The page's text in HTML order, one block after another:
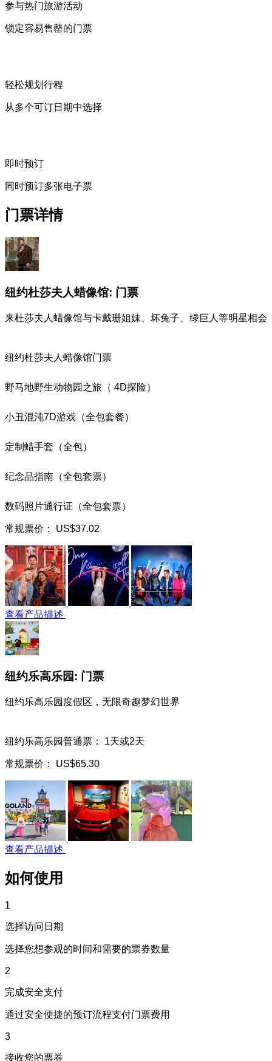
参与热门旅游活动
锁定容易售罄的门票
轻松规划行程
从多个可订日期中选择
即时预订
同时预订多张电子票
门票详情
纽约杜莎夫人蜡像馆: 门票
来杜莎夫人蜡像馆与卡戴珊姐妹、坏兔子、绿巨人等明星相会
纽约杜莎夫人蜡像馆门票
野马地野生动物园之旅（ 4D探险）
小丑混沌7D游戏（全包套餐）
定制蜡手套（全包）
纪念品指南（全包套票）
数码照片通行证（全包套票）
常规票价： US$37.02
查看产品描述
纽约乐高乐园: 门票
纽约乐高乐园度假区，无限奇趣梦幻世界
纽约乐高乐园普通票： 1天或2天
常规票价： US$65.30
查看产品描述
如何使用
1
选择访问日期
选择您想参观的时间和需要的票券数量
2
完成安全支付
通过安全便捷的预订流程支付门票费用
3
接收您的票券